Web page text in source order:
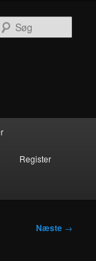
Register
Næste →